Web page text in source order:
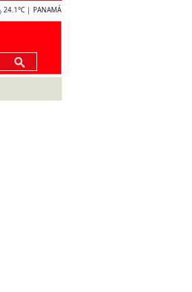
24.1°C | PANAMÁ